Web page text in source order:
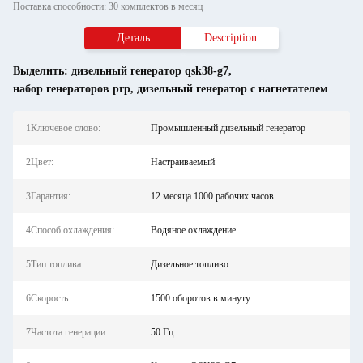
Поставка способности: 30 комплектов в месяц
Деталь Description
Выделить: дизельный генератор qsk38-g7,
набор генераторов prp, дизельный генератор с нагнетателем
1Ключевое слово: Промышленный дизельный генератор
2Цвет: Настраиваемый
3Гарантия: 12 месяца 1000 рабочих часов
4Способ охлаждения: Водяное охлаждение
5Тип топлива: Дизельное топливо
6Скорость: 1500 оборотов в минуту
7Частота генерации: 50 Гц